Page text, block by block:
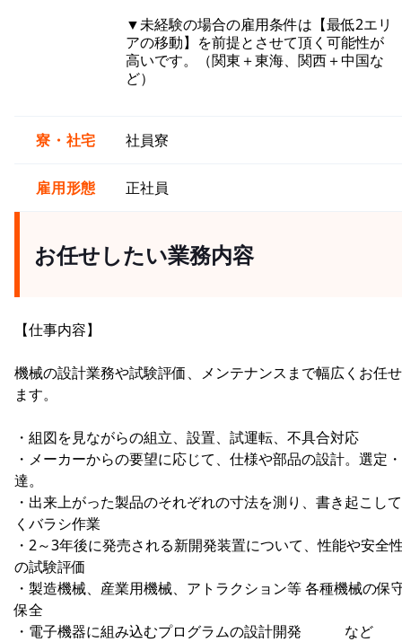
▼未経験の場合の雇用条件は【最低2エリ
アの移動】を前提とさせて頂く可能性が
高いです。（関東＋東海、関西＋中国な
ど）
寮・社宅 社員寮
雇用形態 正社員
お任せしたい業務内容
【仕事内容】
機械の設計業務や試験評価、メンテナンスまで幅広くお任
ます。
・組図を見ながらの組立、設置、試運転、不具合対応
・メーカーからの要望に応じて、仕様や部品の設計。選定
達。
・出来上がった製品のそれぞれの寸法を測り、書き起こし
くバラシ作業
・2～3年後に発売される新開発装置について、性能や安全
の試験評価
・製造機械、産業用機械、アトラクション等 各種機械の保
保全
・電子機器に組み込むプログラムの設計開発 など